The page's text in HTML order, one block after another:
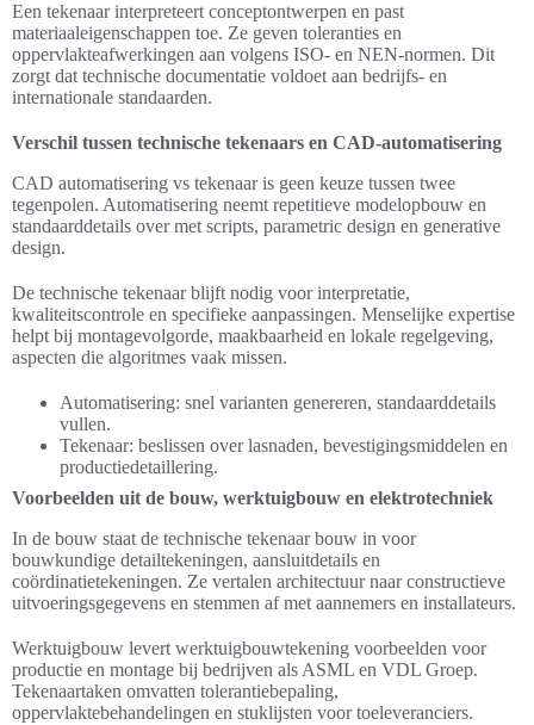
Een tekenaar interpreteert conceptontwerpen en past
materiaaleigenschappen toe. Ze geven toleranties en
oppervlakteafwerkingen aan volgens ISO- en NEN-normen. Dit
zorgt dat technische documentatie voldoet aan bedrijfs- en
internationale standaarden.
Verschil tussen technische tekenaars en CAD-automatisering
CAD automatisering vs tekenaar is geen keuze tussen twee
tegenpolen. Automatisering neemt repetitieve modelopbouw en
standaarddetails over met scripts, parametric design en generative
design.
De technische tekenaar blijft nodig voor interpretatie,
kwaliteitscontrole en specifieke aanpassingen. Menselijke expertise
helpt bij montagevolgorde, maakbaarheid en lokale regelgeving,
aspecten die algoritmes vaak missen.
Automatisering: snel varianten genereren, standaarddetails
vullen.
Tekenaar: beslissen over lasnaden, bevestigingsmiddelen en
productiedetaillering.
Voorbeelden uit de bouw, werktuigbouw en elektrotechniek
In de bouw staat de technische tekenaar bouw in voor
bouwkundige detailtekeningen, aansluitdetails en
coördinatietekeningen. Ze vertalen architectuur naar constructieve
uitvoeringsgegevens en stemmen af met aannemers en installateurs.
Werktuigbouw levert werktuigbouwtekening voorbeelden voor
productie en montage bij bedrijven als ASML en VDL Groep.
Tekenaartaken omvatten tolerantiebepaling,
oppervlaktebehandelingen en stuklijsten voor toeleveranciers.